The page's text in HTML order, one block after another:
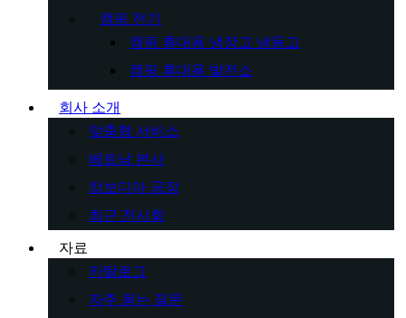
캠핑 전기
캠핑 휴대용 냉장고 냉동고
캠핑 휴대용 발전소
회사 소개
맞춤형 서비스
베트남 본사
캄보디아 공장
최근 전시회
자료
카탈로그
자주 묻는 질문